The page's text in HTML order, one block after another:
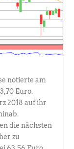
notierte am
Euro.
2018 auf ihr
die nächsten
zu